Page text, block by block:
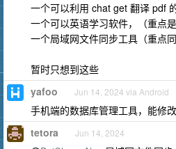
一个可以利用 chat get 翻译 pdf
一个可以英语学习软件，（重点
一个局域网文件同步工具（重点
暂时只想到这些
yafoo Jun 14, 2024 via Android
手机端的数据库管理工具，能修
tetora Jun 14, 2024